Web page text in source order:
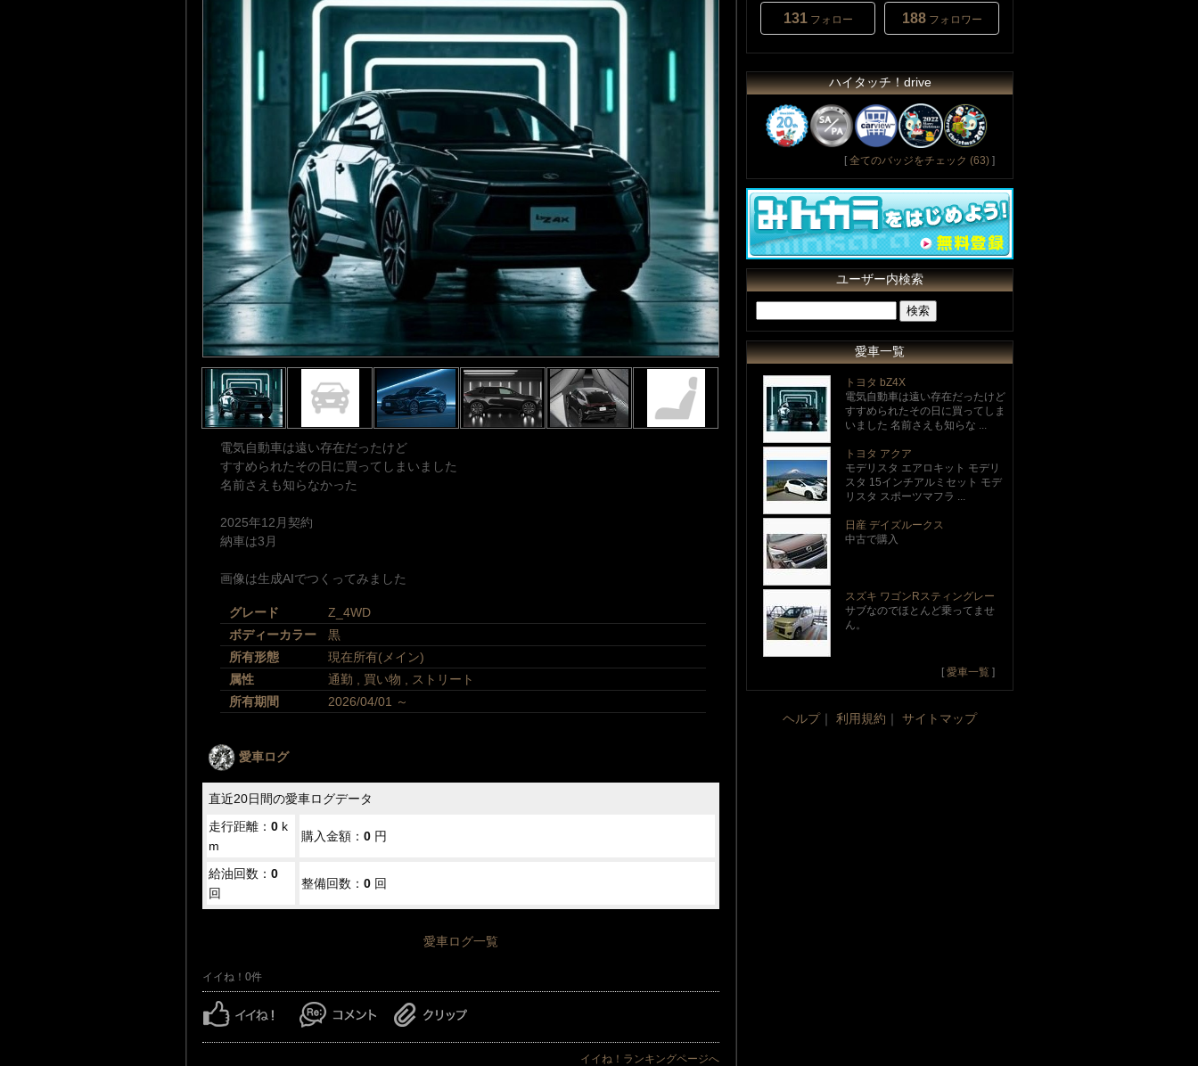
電気自動車は遠い存在だったけど
すすめられたその日に買ってしまいました
名前さえも知らなかった
2025年12月契約
納車は3月
画像は生成AIでつくってみました
グレード
Z_4WD
ボディーカラー
黒
所有形態
現在所有(メイン)
属性
通勤 買い物
ストリート
所有期間
2026/04/01 ～
愛車ログ
直近20日間の愛車ログデータ
走行距離： 0 k
m
購入金額： 0 円
給油回数： 0
回
整備回数： 0 回
愛車ログ一覧
イイね！0件
イイね！ランキングページへ
131フォロー 188フォロワー
ハイタッチ！drive
[ 全てのバッジをチェック (63) ]
ユーザー内検索
愛車一覧
トヨタ bZ4X
電気自動車は遠い存在だったけど
すすめられたその日に買ってしま
いました 名前さえも知らな ...
トヨタ アクア
モデリスタ エアロキット モデリ
スタ 15インチアルミセット モデ
リスタ スポーツマフラ ...
日産 デイズルークス
中古で購入
スズキ ワゴンRスティングレー
サブなのでほとんど乗ってませ
ん。
[ 愛車一覧 ]
ヘルプ｜ 利用規約 ｜ サイトマップ